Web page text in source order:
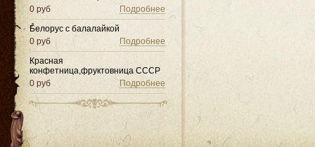
Подробнее
0 руб
Белорус с балалайкой
Подробнее
0 руб
Красная
конфетница,фруктовница СССР
Подробнее
0 руб